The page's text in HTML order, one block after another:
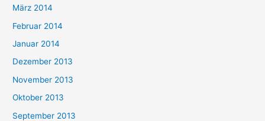
März 2014
Februar 2014
Januar 2014
Dezember 2013
November 2013
Oktober 2013
September 2013